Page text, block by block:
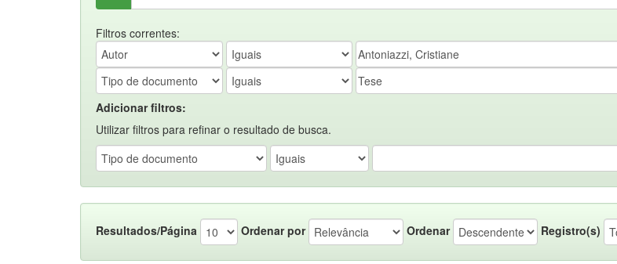
Filtros correntes:
Adicionar filtros:
Utilizar filtros para refinar o resultado de busca.
Resultados/Página Ordenar por Ordenar Registro(s)